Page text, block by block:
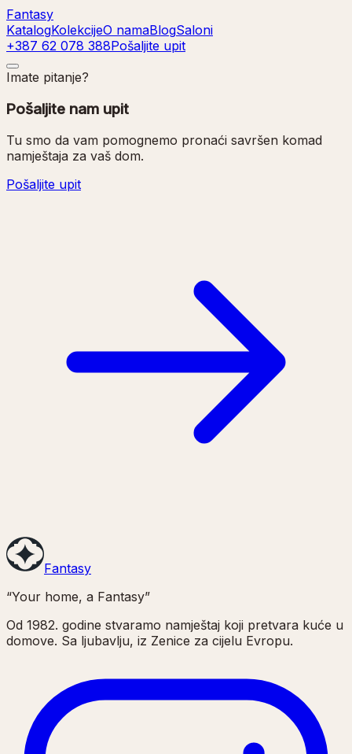
Fantasy
KatalogKolekcijeO namaBlogSaloni
+387 62 078 388Pošaljite upit
Imate pitanje?
Pošaljite nam upit
Tu smo da vam pomognemo pronaći savršen komad
namještaja za vaš dom.
Pošaljite upit
Fantasy
“Your home, a Fantasy”
Od 1982. godine stvaramo namještaj koji pretvara kuće u
domove. Sa ljubavlju, iz Zenice za cijelu Evropu.